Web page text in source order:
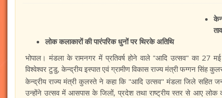
लोक कलाकारों की पारंपरिक धुनों पर थिरके अतिथि
भोपाल। मंडला के रामनगर में प्रतिवर्ष होने वाले "आदि उत्सव" का 27
विश्वेश्वर टुडु, केन्द्रीय इस्पात एवं ग्रामीण विकास राज्य मंत्री फग्गन सिंह
केन्द्रीय राज्य मंत्री कुलस्ते ने कहा कि "आदि उत्सव" मंडला जिले सहित
उन्होंने उत्सव में आसपास के जिलों, प्रदेश तथा राष्ट्रीय स्तर से आए लोक